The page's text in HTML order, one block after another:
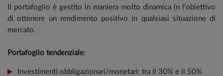
Il portafoglio è gestito in maniera molto dinamica (n l’obiettivo
di ottenere un rendimento positivo in qualsiasi situazione di
mercato.
Portafoglio tendenziale:
Investimenti obbligazionari/monetari: tra il 30% e il 50%